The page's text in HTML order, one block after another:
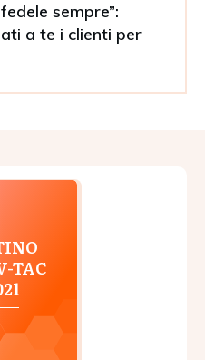
sempre”:
a te i clienti per
TAC